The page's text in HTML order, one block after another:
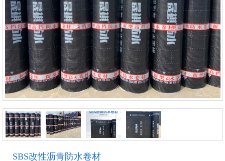
SBS改性沥青防水卷材